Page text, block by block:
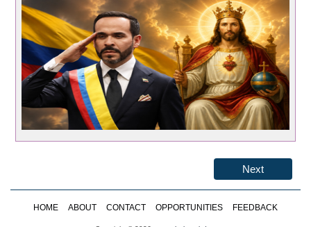
Next
HOME ABOUT CONTACT OPPORTUNITIES FEEDBACK